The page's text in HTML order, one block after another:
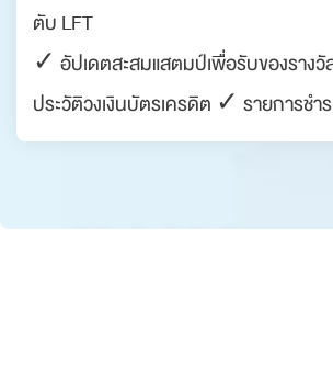
ตับ LFT
✓ อัปเดตสะสมแสตมป์เพื่อรับของราง
ประวัติวงเงินบัตรเครดิต ✓ รายการชำร